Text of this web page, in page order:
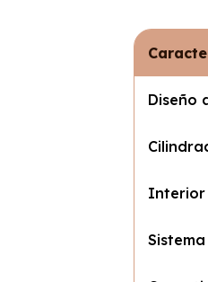
Diseño
Interior